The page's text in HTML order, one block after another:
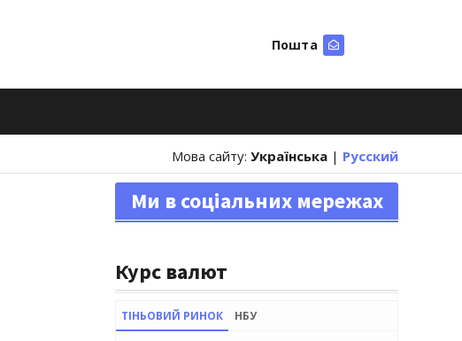
Пошта
Мова сайту: Українська | Русский
Ми в соціальних мережах
Курс валют
ТІНЬОВИЙ РИНОК НБУ